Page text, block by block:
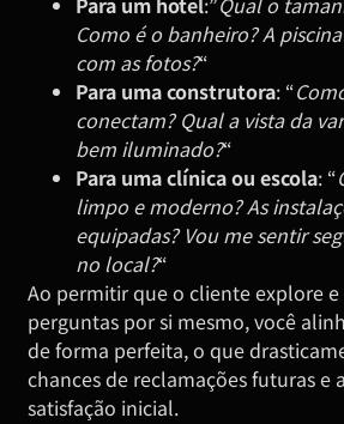
Como é o banheiro? A
com as fotos?“
Para uma construtora: “
conectam? Qual a vista da
bem iluminado?“
Para uma clínica ou escola: “
limpo e moderno? As
equipadas? Vou me sentir
no local?“
Ao permitir que o cliente explore e
perguntas por si mesmo, você
de forma perfeita, o que
chances de reclamações futuras e
satisfação inicial.